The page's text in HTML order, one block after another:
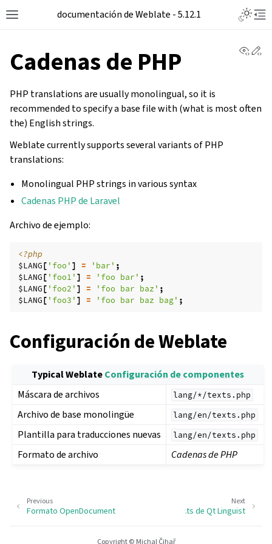
Toggle site navigation sidebar
documentación de Weblate - 5.12.1
Cadenas de PHP
PHP translations are usually monolingual, so it is
recommended to specify a base file with (what is most often
the) English strings.
Weblate currently supports several variants of PHP
translations:
Monolingual PHP strings in various syntax
Cadenas PHP de Laravel
Archivo de ejemplo:
<?php
$LANG[ 'foo' ] = 'bar' ;
$LANG[ 'foo1' ] = 'foo bar' ;
$LANG[ 'foo2' ] = 'foo bar baz' ;
$LANG[ 'foo3' ] = 'foo bar baz bag' ;
Configuración de Weblate
Typical WeblateConfiguración de componentes
Máscara de archivos
lang/*/texts.php
Archivo de base monolingüe lang/en/texts.php
Plantilla para traducciones nuevas lang/en/texts.php
Formato de archivo Cadenas de PHP
Next
.ts de Qt Linguist
Previous
Formato OpenDocument
Copyright © Michal Čihař